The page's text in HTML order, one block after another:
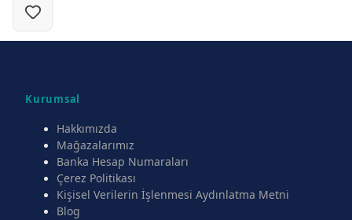
Kurumsal
Hakkımızda
Mağazalarımız
Banka Hesap Numaraları
Çerez Politikası
Kişisel Verilerin İşlenmesi Aydınlatma Metni
Blog